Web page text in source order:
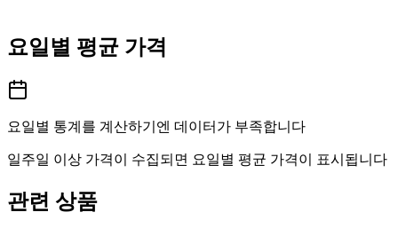
요일별 평균 가격
요일별 통계를 계산하기엔 데이터가 부족합니다
일주일 이상 가격이 수집되면 요일별 평균 가격이 표시됩니다
관련 상품